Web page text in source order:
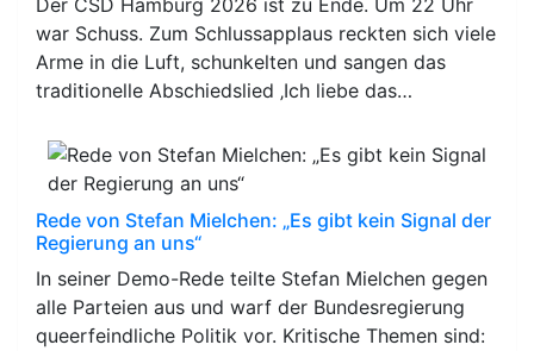
Der CSD Hamburg 2026 ist zu Ende. Um 22 Uhr
war Schuss. Zum Schlussapplaus reckten sich viele
Arme in die Luft, schunkelten und sangen das
traditionelle Abschiedslied ‚Ich liebe das…
Rede von Stefan Mielchen: „Es gibt kein Signal der
Regierung an uns“
In seiner Demo-Rede teilte Stefan Mielchen gegen
alle Parteien aus und warf der Bundesregierung
queerfeindliche Politik vor. Kritische Themen sind: